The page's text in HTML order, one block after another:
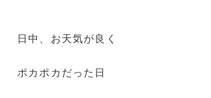
日中、お天気が良く
ポカポカだった日